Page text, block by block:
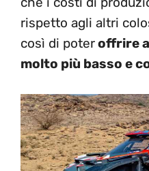
rispetto agli altri
così di poteroffrire
molto più basso e